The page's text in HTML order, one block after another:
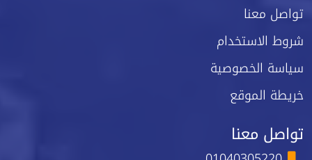
تواصل معنا
شروط الاستخدام
سياسة الخصوصية
خريطة الموقع
تواصل معنا